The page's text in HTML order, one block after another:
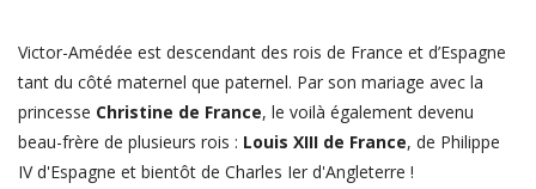
Victor-Amédée est descendant des rois de France et d’Espagne
tant du côté maternel que paternel. Par son mariage avec la
princesse Christine de France, le voilà également devenu
beau-frère de plusieurs rois : Louis XIII de France, de Philippe
IV d'Espagne et bientôt de Charles Ier d'Angleterre !